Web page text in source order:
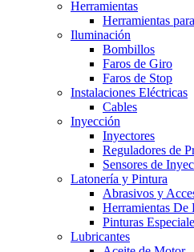
Herramientas
Herramientas
Iluminación
Bombillos
Faros de Giro
Faros de Stop
Instalaciones Eléctricas
Cables
Inyección
Inyectores
Reguladores de
Sensores de
Latonería y Pintura
Abrasivos y
Herramientas De
Pinturas
Lubricantes